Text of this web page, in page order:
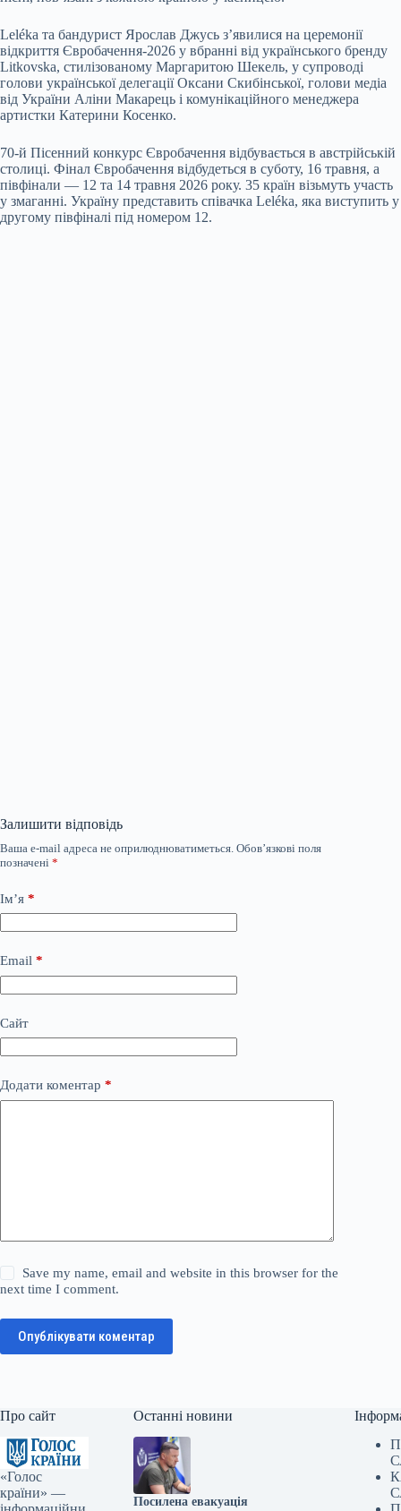
Leléka та бандурист Ярослав Джусь з’явилися на церемонії
відкриття Євробачення-2026 у вбранні від українського бренду
Litkovska, стилізованому Маргаритою Шекель, у супроводі
голови української делегації Оксани Скибінської, голови медіа
від України Аліни Макарець і комунікаційного менеджера
артистки Катерини Косенко.
70-й Пісенний конкурс Євробачення відбувається в австрійській
столиці. Фінал Євробачення відбудеться в суботу, 16 травня, а
півфінали — 12 та 14 травня 2026 року. 35 країн візьмуть участь
у змаганні. Україну представить співачка Leléka, яка виступить у
другому півфіналі під номером 12.
Залишити відповідь
Ваша e-mail адреса не оприлюднюватиметься. Обов’язкові поля
позначені *
Ім’я *
Email *
Сайт
Додати коментар *
Save my name, email and website in this browser for the
next time I comment.
Опублікувати коментар
Про сайт
«Голос
країни» —
Останні новини
Посилена евакуація